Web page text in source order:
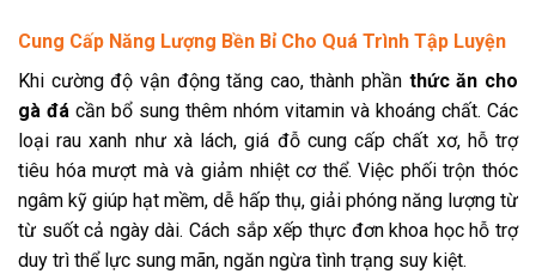
Cung Cấp Năng Lượng Bền Bỉ Cho Quá Trình Tập Luyện
Khi cường độ vận động tăng cao, thành phần thức ăn cho
gà đá cần bổ sung thêm nhóm vitamin và khoáng chất. Các
loại rau xanh như xà lách, giá đỗ cung cấp chất xơ, hỗ trợ
tiêu hóa mượt mà và giảm nhiệt cơ thể. Việc phối trộn thóc
ngâm kỹ giúp hạt mềm, dễ hấp thụ, giải phóng năng lượng từ
từ suốt cả ngày dài. Cách sắp xếp thực đơn khoa học hỗ trợ
duy trì thể lực sung mãn, ngăn ngừa tình trạng suy kiệt.